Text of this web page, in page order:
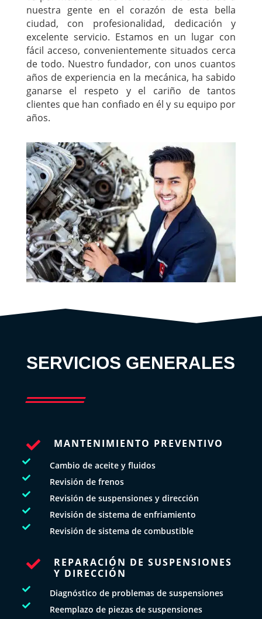
nuestra gente en el corazón de esta bella
ciudad, con profesionalidad, dedicación y
excelente servicio. Estamos en un lugar con
fácil acceso, convenientemente situados cerca
de todo. Nuestro fundador, con unos cuantos
años de experiencia en la mecánica, ha sabido
ganarse el respeto y el cariño de tantos
clientes que han confiado en él y su equipo por
años.
SERVICIOS GENERALES
 MANTENIMIENTO PREVENTIVO
 Cambio de aceite y fluidos
 Revisión de frenos
 Revisión de suspensiones y dirección
 Revisión de sistema de enfriamiento
 Revisión de sistema de combustible

REPARACIÓN DE SUSPENSIONES
Y DIRECCIÓN
 Diagnóstico de problemas de suspensiones

Reemplazo de piezas de suspensiones